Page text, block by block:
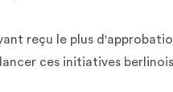
reçu le plus
ces initiatives